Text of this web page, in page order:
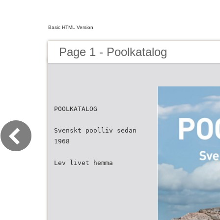
Basic HTML Version
Page 1 - Poolkatalog
POOLKATALOG
Svenskt poolliv sedan
1968
Lev livet hemma